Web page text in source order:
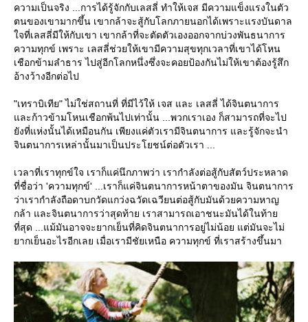
ความเป็นจริง ...การได้รู้จักกับเลสลี่ ทำให้เจส มีความแข็งแรงในตัว
ตนของเขามากขึ้น เขากล้าจะสู้กับโลกภายนอกได้เพราะแรงบันดาล
จที่เลสลี่มีให้กับเขา เขากล้าที่จะตัดตัวเองออกจากบ่วงพันธนาการ
ความทุกข์ เพราะ เลสลี่ช่วยให้เขามีความสุขทุกเวลาที่เขาได้โหน
เชือกข้ามลำธาร ไปสู่อีกโลกหนึ่งซึ่งจะคอยป้องกันไม่ให้เขาต้องรู้สึก
อ้างว้างอีกต่อไป
"เทราบิเทีย" ไม่ใช่สถานที่ ที่มีไว้ให้ เจส และ เลสลี่ ได้จินตนาการ
ละก้าวข้ามโหนเชือกพ้นไปเท่านั้น ...พวกเราเอง ก็สามารถที่จะไป
ังที่แห่งนั้นได้เหมือนกัน เพียงแค่ตัวเรามีจินตนาการ และรู้จักจะนำ
จินตนาการเหล่านั้นมาเป็นประโยชน์ต่อตัวเรา ...
เวลาที่เราทุกข์ใจ เราก็แค่นึกภาพว่า เรากำลังต่อสู้กับสัตว์ประหลาด
ที่ชื่อว่า 'ความทุกข์' ...เราก็แค่จินตนาการหน้าตาของมัน จินตนาการ
ว่าเรากำลังถือดาบกวัดแกว่งฉวัดเฉวียนต่อสู้กับมันด้วยความหาญ
กล้า และจินตนาการว่าสุดท้าย เราสามารถเอาชนะมันได้ในท้า
ที่สุด ...แม้มันอาจจะยากเย็นที่คิดจินตนาการอยู่ไม่น้อย แต่มันจะไม่
ากเย็นอะไรอีกเลย เมื่อเรามีชัยเหนือ ความทุกข์ ที่เราสร้างขึ้นมา